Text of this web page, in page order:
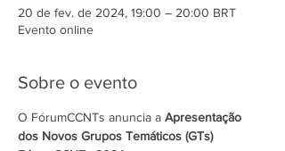
20 de fev. de 2024, 19:00 – 20:00 BRT
Evento online
Sobre o evento
O FórumCCNTs anuncia a Apresentação
dos Novos Grupos Temáticos (GTs)